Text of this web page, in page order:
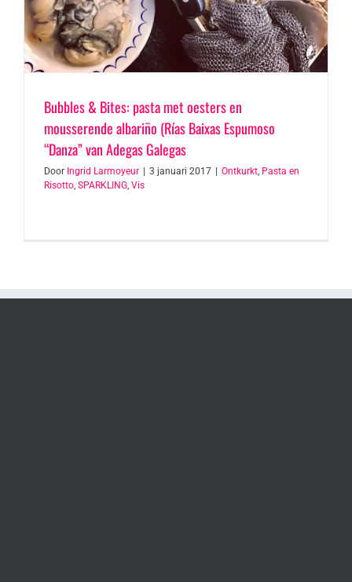
Bubbles & Bites: pasta met oesters en
mousserende albariño (Rías Baixas Espumoso
“Danza” van Adegas Galegas
Door Ingrid Larmoyeur | 3 januari 2017 | Ontkurkt Pasta en
Risotto SPARKLING Vis